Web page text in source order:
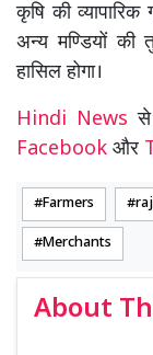
कृषि की व्यापारिक
अन्य मण्डियों की
हासिल होगा।
Hindi News
Facebook और
Farmers
Merchants
About